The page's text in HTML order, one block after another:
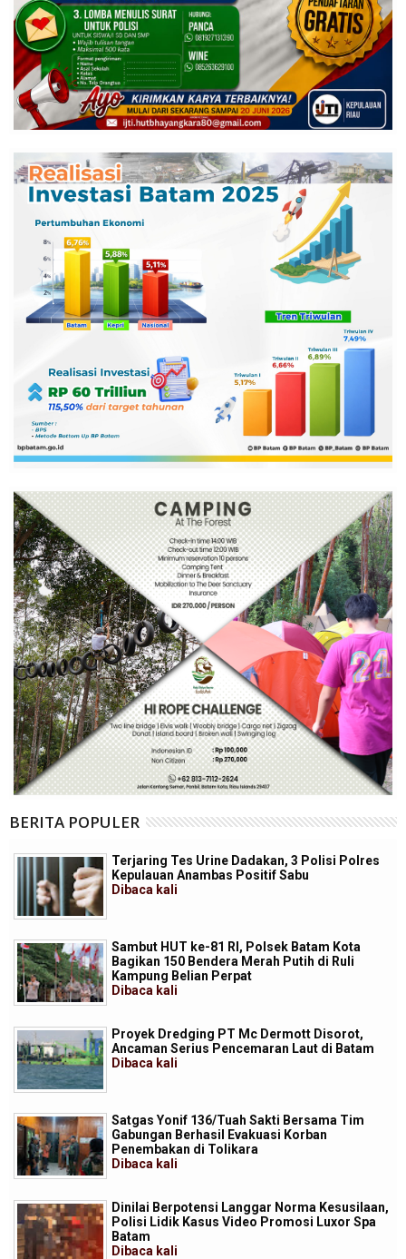
BERITA POPULER
Terjaring Tes Urine Dadakan, 3 Polisi Polres
Kepulauan Anambas Positif Sabu
Dibaca kali
Sambut HUT ke-81 RI, Polsek Batam Kota
Bagikan 150 Bendera Merah Putih di Ruli
Kampung Belian Perpat
Dibaca kali
Proyek Dredging PT Mc Dermott Disorot,
Ancaman Serius Pencemaran Laut di Batam
Dibaca kali
Satgas Yonif 136/Tuah Sakti Bersama Tim
Gabungan Berhasil Evakuasi Korban
Penembakan di Tolikara
Dibaca kali
Dinilai Berpotensi Langgar Norma Kesusilaan,
Polisi Lidik Kasus Video Promosi Luxor Spa
Batam
Dibaca kali